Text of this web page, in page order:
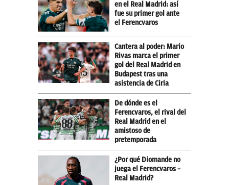
en el Real Madrid: así
fue su primer gol ante
el Ferencvaros
Cantera al poder: Mario
Rivas marca el primer
gol del Real Madrid en
Budapest tras una
asistencia de Ciria
De dónde es el
Ferencvaros, el rival del
Real Madrid en el
amistoso de
pretemporada
¿Por qué Diomande no
juega el Ferencvaros –
Real Madrid?